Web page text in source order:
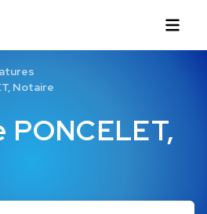
Notaire